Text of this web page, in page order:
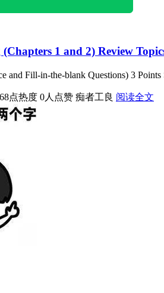
1 and 2) Review
and Fill-in-the-blank Questions) 3
点热度 0人点赞 痴者工良 阅读全文